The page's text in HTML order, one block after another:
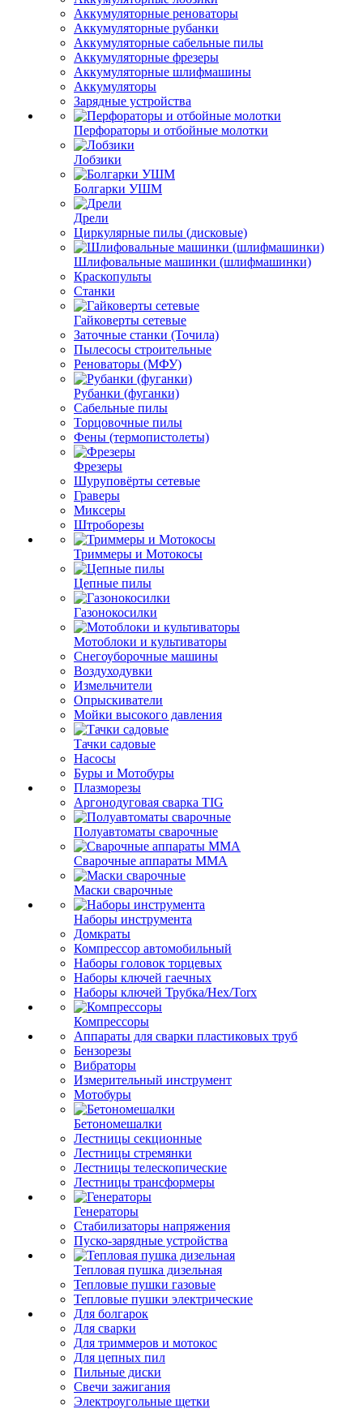
Аккумуляторные реноваторы
Аккумуляторные рубанки
Аккумуляторные сабельные пилы
Аккумуляторные фрезеры
Аккумуляторные шлифмашины
Аккумуляторы
Зарядные устройства
Перфораторы и отбойные молотки
Лобзики
Болгарки УШМ
Дрели
Циркулярные пилы (дисковые)
Шлифовальные машинки (шлифмашинки)
Краскопульты
Станки
Гайковерты сетевые
Заточные станки (Точила)
Пылесосы строительные
Реноваторы (МФУ)
Рубанки (фуганки)
Сабельные пилы
Торцовочные пилы
Фены (термопистолеты)
Фрезеры
Шуруповёрты сетевые
Граверы
Миксеры
Штроборезы
Триммеры и Мотокосы
Цепные пилы
Газонокосилки
Мотоблоки и культиваторы
Снегоуборочные машины
Воздуходувки
Измельчители
Опрыскиватели
Мойки высокого давления
Тачки садовые
Насосы
Буры и Мотобуры
Плазморезы
Аргонодуговая сварка TIG
Полуавтоматы сварочные
Сварочные аппараты ММА
Маски сварочные
Наборы инструмента
Домкраты
Компрессор автомобильный
Наборы головок торцевых
Наборы ключей гаечных
Наборы ключей Трубка/Hex/Torx
Компрессоры
Аппараты для сварки пластиковых труб
Бензорезы
Вибраторы
Измерительный инструмент
Мотобуры
Бетономешалки
Лестницы секционные
Лестницы стремянки
Лестницы телескопические
Лестницы трансформеры
Генераторы
Стабилизаторы напряжения
Пуско-зарядные устройства
Тепловая пушка дизельная
Тепловые пушки газовые
Тепловые пушки электрические
Для болгарок
Для сварки
Для триммеров и мотокос
Для цепных пил
Пильные диски
Свечи зажигания
Электроугольные щетки